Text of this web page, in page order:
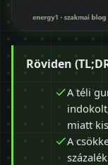
Röviden
A téli
miatt
A